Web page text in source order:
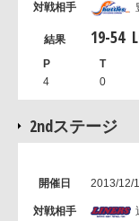
19-54
4 0
2ndステージ
2013/12/